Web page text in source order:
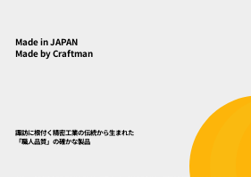
Made in JAPAN
Made by Craftman
諏訪に根付く精密工業の伝統から生まれた
「職人品質」の確かな製品